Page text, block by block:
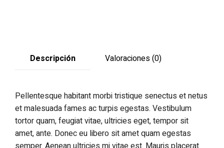
Descripción Valoraciones (0)
Pellentesque habitant morbi tristique senectus et netus
et malesuada fames ac turpis egestas. Vestibulum
tortor quam, feugiat vitae, ultricies eget, tempor sit
amet, ante. Donec eu libero sit amet quam egestas